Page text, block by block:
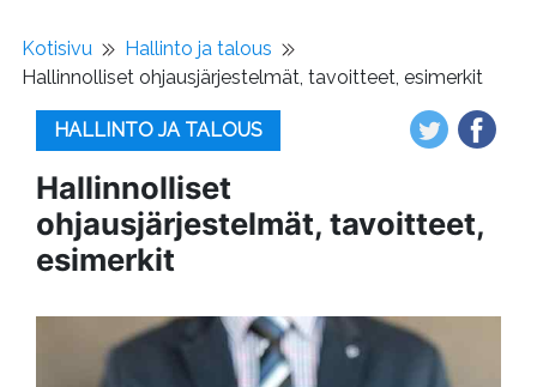
Kotisivu
Hallinto ja talous
Hallinnolliset ohjausjärjestelmät, tavoitteet, esimerkit
HALLINTO JA TALOUS
Hallinnolliset
ohjausjärjestelmät, tavoitteet,
esimerkit